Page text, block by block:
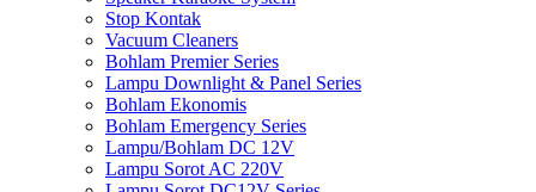
Stop Kontak
Vacuum Cleaners
Bohlam Premier Series
Lampu Downlight & Panel Series
Bohlam Ekonomis
Bohlam Emergency Series
Lampu/Bohlam DC 12V
Lampu Sorot AC 220V